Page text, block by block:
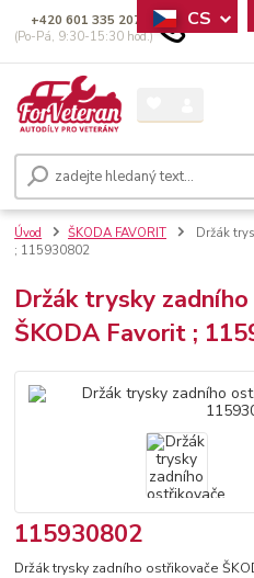
CS
+420 601 335 207
(Po-Pá, 9:30-15:30 hod.)
Úvod ŠKODA FAVORIT
Držák
; 115930802
Držák trysky
ŠKODA Favorit ;
115930802
Držák trysky zadního ostřikovače